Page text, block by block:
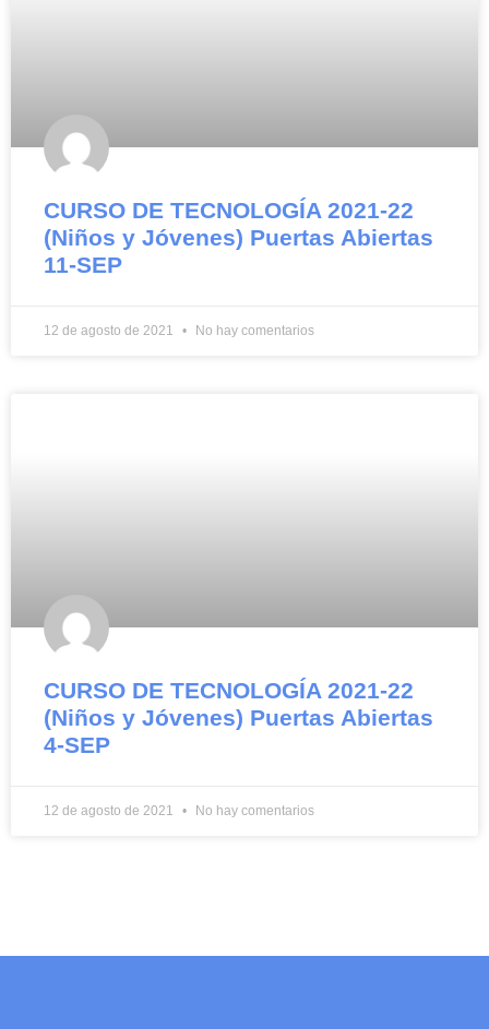
CURSO DE TECNOLOGÍA 2021-22
(Niños y Jóvenes) Puertas Abiertas
11-SEP
12 de agosto de 2021 No hay comentarios
CURSO DE TECNOLOGÍA 2021-22
(Niños y Jóvenes) Puertas Abiertas
4-SEP
12 de agosto de 2021 No hay comentarios